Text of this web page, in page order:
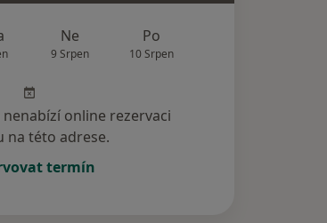
Ne
9 Srpen
Po
10 Srpen
online rezervaci
na této adrese.
termín